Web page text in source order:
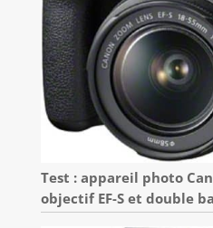
Test : appareil photo
objectif EF-S et double